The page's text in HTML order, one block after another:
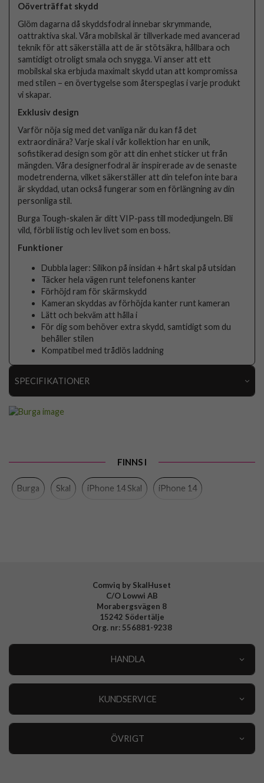
Oöverträffat skydd
Glöm dagarna då skyddsfodral innebar skrymmande,
oattraktiva skal. Våra mobilskal är tillverkade med avancerad
teknik för att säkerställa att de är stötsäkra, hållbara och
samtidigt otroligt smala och snygga. Vi anser att ett
mobilskal ska erbjuda maximalt skydd utan att kompromissa
med stilen – en övertygelse som återspeglas i varje produkt
vi skapar.
Exklusiv design
Varför nöja sig med det vanliga när du kan få det
extraordinära? Varje skal i vår kollektion har en unik,
sofistikerad design som gör att din enhet sticker ut från
mängden. Våra designerfodral är inspirerade av de senaste
modetrenderna, vilket säkerställer att din telefon inte bara
är skyddad, utan också fungerar som en förlängning av din
personliga stil.
Burga Tough-skalen är ditt VIP-pass till modedjungeln. Bli
vild, förbli listig och lev livet som en boss.
Funktioner
Dubbla lager: Silikon på insidan + hårt skal på utsidan
Täcker hela vägen runt telefonens kanter
Förhöjd ram för skärmskydd
Kameran skyddas av förhöjda kanter runt kameran
Lätt och bekväm att hålla i
För dig som behöver extra skydd, samtidigt som du
behåller stilen
Kompatibel med trådlös laddning
SPECIFIKATIONER
Material Hårdplast (PC), Mjukplast (TPU)
FINNS I
Burga Skal iPhone 14 Skal iPhone 14
Comviq by SkalHuset
C/O Lowwi AB
Morabergsvägen 8
15242 Södertälje
Org. nr: 556881-9238
HANDLA
KUNDSERVICE
ÖVRIGT